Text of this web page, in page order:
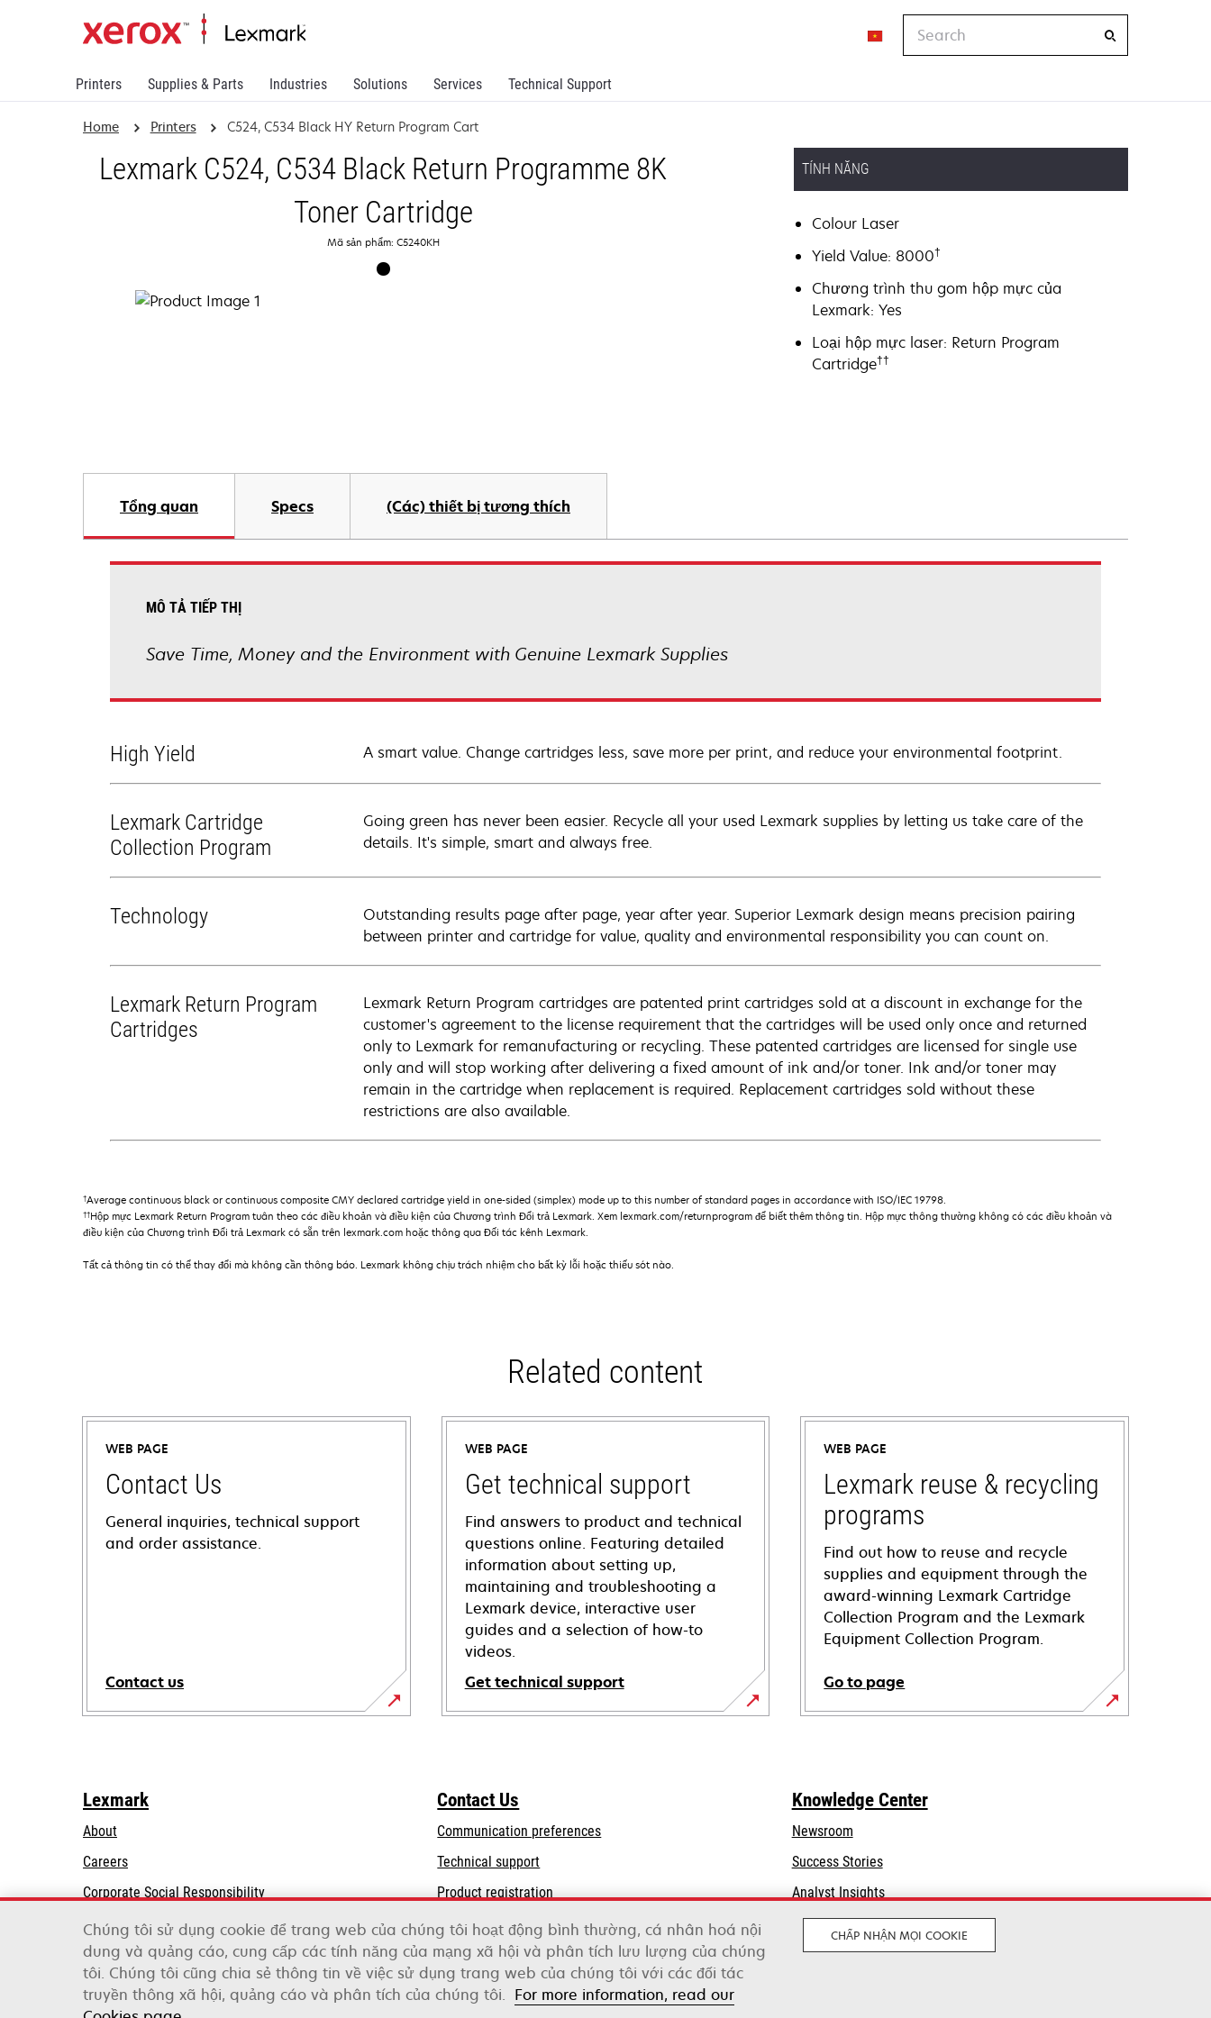
Printers Supplies & Parts Industries Solutions Services Technical Support
Home Printers C524, C534 Black HY Return Program Cart
Lexmark C524, C534 Black Return Programme 8K
Toner Cartridge
Mã sản phẩm: C5240KH
TÍNH NĂNG
Colour Laser
Yield Value: 8000†
Chương trình thu gom hộp mực của
Lexmark: Yes
Loại hộp mực laser: Return Program
Cartridge††
Tổng quan Specs (Các) thiết bị tương thích
MÔ TẢ TIẾP THỊ
Save Time, Money and the Environment with Genuine Lexmark Supplies
High Yield A smart value. Change cartridges less, save more per print, and reduce your environmental footprint.
Lexmark Cartridge
Collection Program
Going green has never been easier. Recycle all your used Lexmark supplies by letting us take care of the
details. It's simple, smart and always free.
Technology
Outstanding results page after page, year after year. Superior Lexmark design means precision pairing
between printer and cartridge for value, quality and environmental responsibility you can count on.
Lexmark Return Program
Cartridges
Lexmark Return Program cartridges are patented print cartridges sold at a discount in exchange for the
customer's agreement to the license requirement that the cartridges will be used only once and returned
only to Lexmark for remanufacturing or recycling. These patented cartridges are licensed for single use
only and will stop working after delivering a fixed amount of ink and/or toner. Ink and/or toner may
remain in the cartridge when replacement is required. Replacement cartridges sold without these
restrictions are also available.
†Average continuous black or continuous composite CMY declared cartridge yield in one-sided (simplex) mode up to this number of standard pages in accordance with ISO/IEC 19798.
††Hộp mực Lexmark Return Program tuân theo các điều khoản và điều kiện của Chương trình Đổi trả Lexmark. Xem lexmark.com/returnprogram để biết thêm thông tin. Hộp mực thông thường không có các điều khoản và
điều kiện của Chương trình Đổi trả Lexmark có sẵn trên lexmark.com hoặc thông qua Đối tác kênh Lexmark.
Tất cả thông tin có thể thay đổi mà không cần thông báo. Lexmark không chịu trách nhiệm cho bất kỳ lỗi hoặc thiếu sót nào.
Related content
WEB PAGE
Contact Us
General inquiries, technical support
and order assistance.
Contact us
WEB PAGE
Get technical support
Find answers to product and technical
questions online. Featuring detailed
information about setting up,
maintaining and troubleshooting a
Lexmark device, interactive user
guides and a selection of how-to
videos.
Get technical support
opens
tab
WEB PAGE
Lexmark reuse & recycling
programs
Find out how to reuse and recycle
supplies and equipment through the
award-winning Lexmark Cartridge
Collection Program and the Lexmark
Equipment Collection Program.
Go to page
Lexmark
About
Careers
Corporate Social Responsibilityopens
a
new
tab
Sustainability
Lexmark Partners
Contact Us
Communication preferences
Technical supportopens
a
new
tab
Product registration
Find a dealer
Knowledge Center
Newsroom
Success Stories
Analyst Insights
Lexmark International, Inc., a Xerox Company
Chúng tôi sử dụng cookie để trang web của chúng tôi hoạt động bình thường, cá nhân hoá nội
dung và quảng cáo, cung cấp các tính năng của mạng xã hội và phân tích lưu lượng của chúng
tôi. Chúng tôi cũng chia sẻ thông tin về việc sử dụng trang web của chúng tôi với các đối tác
truyền thông xã hội, quảng cáo và phân tích của chúng tôi. For more information, read our
CHẤP NHẬN MỌI COOKIE